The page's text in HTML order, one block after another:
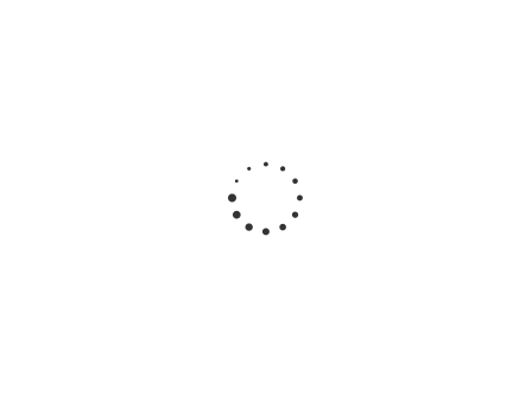
Блок питания iRZ 12V 1000mA (MicroFit-4)
Есть в наличии